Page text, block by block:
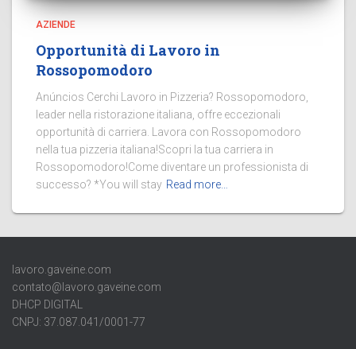
AZIENDE
Opportunità di Lavoro in
Rossopomodoro
Anúncios Cerchi Lavoro in Pizzeria? Rossopomodoro,
leader nella ristorazione italiana, offre eccezionali
opportunità di carriera. Lavora con Rossopomodoro
nella tua pizzeria italiana!Scopri la tua carriera in
Rossopomodoro!Come diventare un professionista di
successo? *You will stay Read more…
lavoro.gaveine.com
contato@lavoro.gaveine.com
DHCP DIGITAL
CNPJ: 37.087.041/0001-77